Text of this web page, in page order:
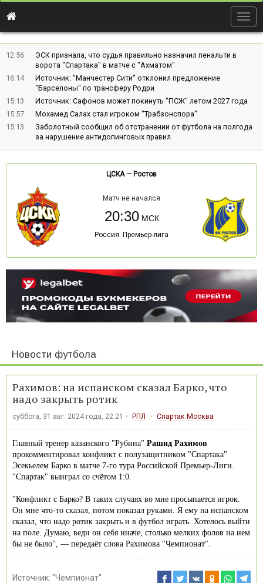
12:56
ЭСК признала, что судья правильно назначил пенальти в
ворота "Спартака" в матче с "Ахматом"
16:14
Источник: "Манчестер Сити" отклонил предложение
"Барселоны" по трансферу Родри
15:13
Источник: Сафонов может покинуть "ПСЖ" летом 2027 года
15:57
Мохамед Салах стал игроком "Трабзонспора"
15:13
Заболотный сообщил об отстранении от футбола на полгода
за нарушение антидопинговых правил
ЦСКА— Ростов
Матч не начался
20:30
Россия: Премьер-лига
Новости футбола
Рахимов: на испанском сказал Барко, что
надо закрыть ротик
суббота, 31 авг. 2024 года, 22:21 РПЛ Спартак Москва
Главный тренер казанского "Рубина" Рашид Рахимов
прокомментировал конфликт с полузащитником "Спартака"
Эсекьелем Барко в матче 7-го тура Российской Премьер-Лиги.
"Спартак" выиграл со счётом 1:0.
"Конфликт с Барко? В таких случаях во мне просыпается игрок.
Он мне что-то сказал, потом показал руками. Я ему на испанском
сказал, что надо ротик закрыть и в футбол играть. Хотелось выйти
на поле. Думаю, веди он себя иначе, столько мелких фолов на нем
бы не было", — передаёт слова Рахимова "Чемпионат".
Источник: "Чемпионат"